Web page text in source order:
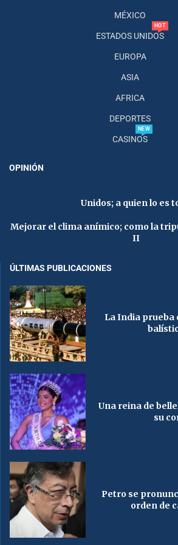
MÉXICO
ESTADOS UNIDOS
HOT
EUROPA
ASIA
AFRICA
DEPORTES
CASINOS
NEW
OPINIÓN
Unidos; a quien lo es
Mejorar el clima anímico; como la
II
ÚLTIMAS PUBLICACIONES
La India prueba
Una reina de
su
Petro se
orden de